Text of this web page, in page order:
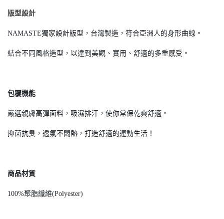
版型設計
NAMASTE獨家設計版型，台灣製造，符合亞洲人的身形曲線。
結合不同風格造型，以達到美觀、實用、舒適的多重感受。
包覆機能
嚴選親膚高彈面料，吸濕排汗，使你常保乾爽舒適。
抑菌抗臭，透氣不悶熱，打造舒適的運動生活！
商品材質
100%聚脂纖維(Polyester)